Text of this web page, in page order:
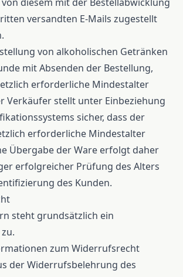
versandten E-Mails zugestellt
von alkoholischen Getränken
mit Absenden der Bestellung,
erforderliche Mindestalter
Verkäufer stellt unter Einbeziehung
sicher, dass der
erforderliche Mindestalter
Übergabe der Ware erfolgt daher
erfolgreicher Prüfung des Alters
des Kunden.
steht grundsätzlich ein
zum Widerrufsrecht
der Widerrufsbelehrung des